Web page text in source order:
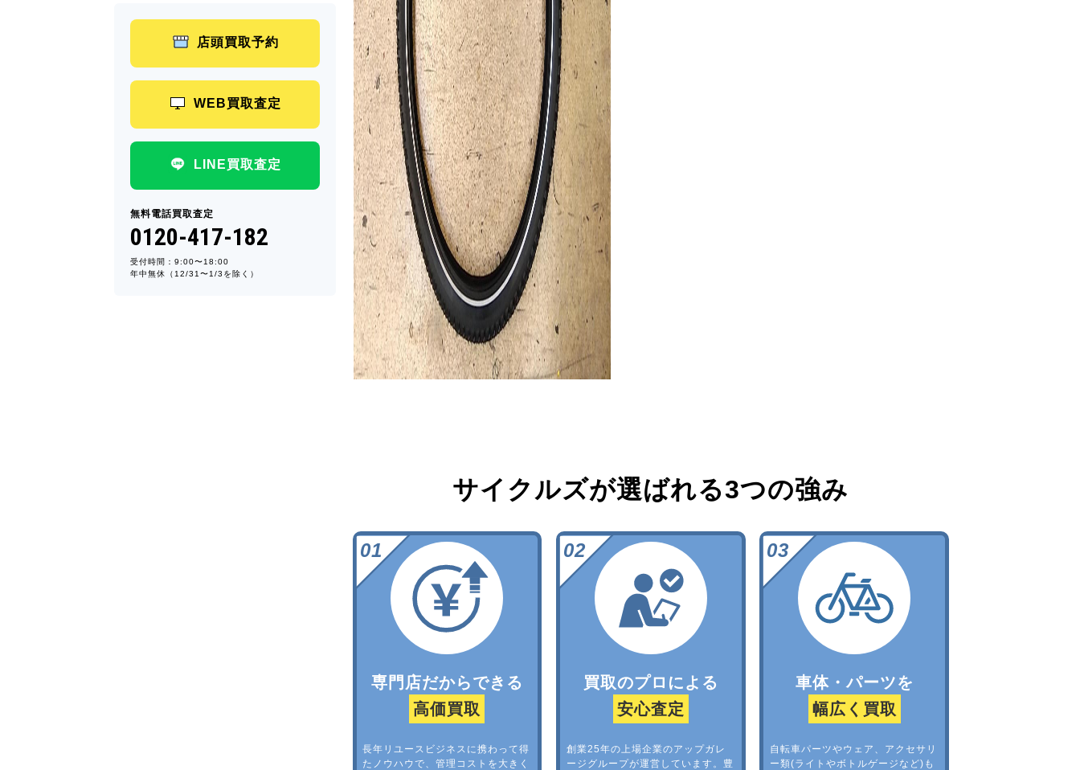
サイクルズが選ばれる3つの強み
専門店だからできる
高価買取
長年リユースビジネスに携わって得
たノウハウで、管理コストを大きく
買取のプロによる
安心査定
創業25年の上場企業のアップガレ
ージグループが運営しています。豊
車体・パーツを
幅広く買取
自転車パーツやウェア、アクセサリ
ー類(ライトやボトルゲージなど)も
店頭買取予約
WEB買取査定
LINE買取査定
無料電話買取査定
0120-417-182
受付時間：9:00〜18:00
年中無休（12/31〜1/3を除く）